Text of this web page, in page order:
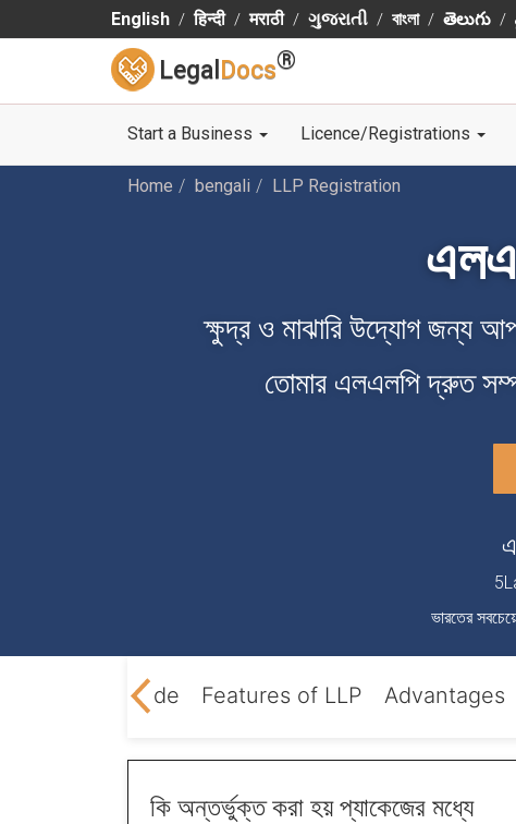
English हिन्दी मराठी ગુજરાતી বাংলা తెలుగు
Legal Docs®
Start a Business Licence/Registrations
Home bengali LLP Registration
ক্ষুদ্র ও মাঝারি উদ্যোগ জন্য
তোমার এলএলপি দ্রুত
ভারতের
Guide Features of LLP Advantages
কি অন্তর্ভুক্ত করা হয়প্যাকেজের মধ্যে